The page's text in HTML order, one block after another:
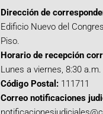
Dirección de
Edificio Nuevo del
Piso.
Horario de recepción
Lunes a viernes, 8:30
Código Postal: 111711
Correo notificaciones